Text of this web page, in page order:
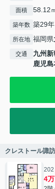
面積 58.12
築年数 築29年
所在地 福岡県
交通 九州
鹿児
クレストール諏
202
4